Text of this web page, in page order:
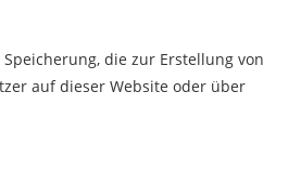
die zur Erstellung von
auf dieser Website oder über